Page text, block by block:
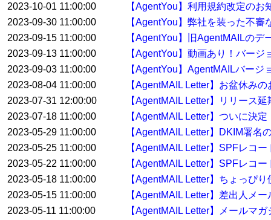
2023-10-01 11:00:00
【AgentYou】利用規約改定のお
2023-09-30 11:00:00
【AgentYou】弊社を装った不
2023-09-15 11:00:00
【AgentYou】旧AgentMAILの
2023-09-13 11:00:00
【AgentYou】動画あり！バー
2023-09-03 11:00:00
【AgentYou】AgentMAILバー
2023-08-04 11:00:00
【AgentMAIL Letter】お盆休み
2023-07-31 12:00:00
【AgentMAIL Letter】リリース
2023-07-18 11:00:00
【AgentMAIL Letter】ついに決
2023-05-29 11:00:00
【AgentMAIL Letter】DKIM署
2023-05-25 11:00:00
【AgentMAIL Letter】SPFレコ
2023-05-22 11:00:00
【AgentMAIL Letter】SPFレコ
2023-05-18 11:00:00
【AgentMAIL Letter】ちょっぴ
2023-05-15 11:00:00
【AgentMAIL Letter】差出人メ
2023-05-11 11:00:00
【AgentMAIL Letter】メールマ